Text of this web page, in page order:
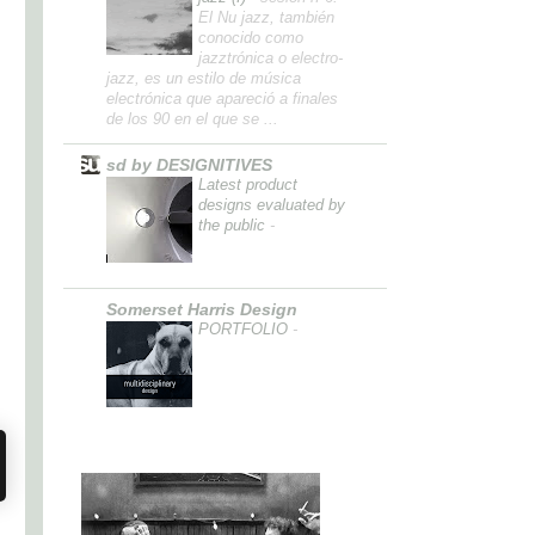
El Nu jazz, también
conocido como
jazztrónica o electro-
jazz, es un estilo de música
electrónica que apareció a finales
de los 90 en el que se ...
sd by DESIGNITIVES
Latest product
designs evaluated by
the public -
Somerset Harris Design
PORTFOLIO -